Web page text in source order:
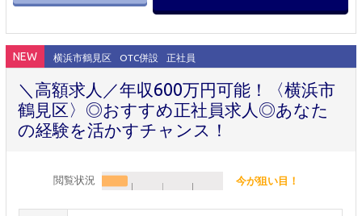
NEW 横浜市鶴見区 OTC併設 正社員
＼高額求人／年収600万円可能！〈横浜市
鶴見区〉◎おすすめ正社員求人◎あなた
の経験を活かすチャンス！
閲覧状況 今が狙い目！